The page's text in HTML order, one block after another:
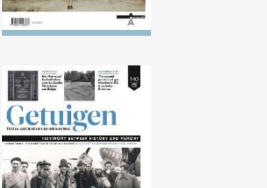
Nr. 140 (04/2025) De Bevrijding
van de kampen